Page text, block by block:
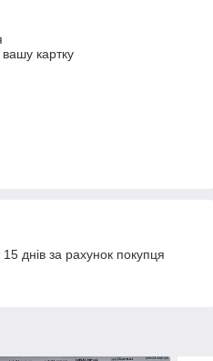
картку
днів за рахунок покупця